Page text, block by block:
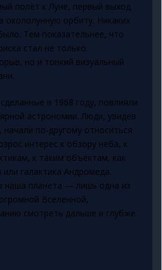
полёт к Луне, первый выход
окололунную орбиту. Никаких
Тем показательнее, что
стал не только
но и тонкий визуальный
в 1968 году, повлияли
астрономии. Люди, увидев
по‑другому относиться
интерес к обзору неба, к
к таким объектам, как
галактика Андромеда.
наша планета — лишь одна из
Вселенной,
смотреть дальше и глубже.